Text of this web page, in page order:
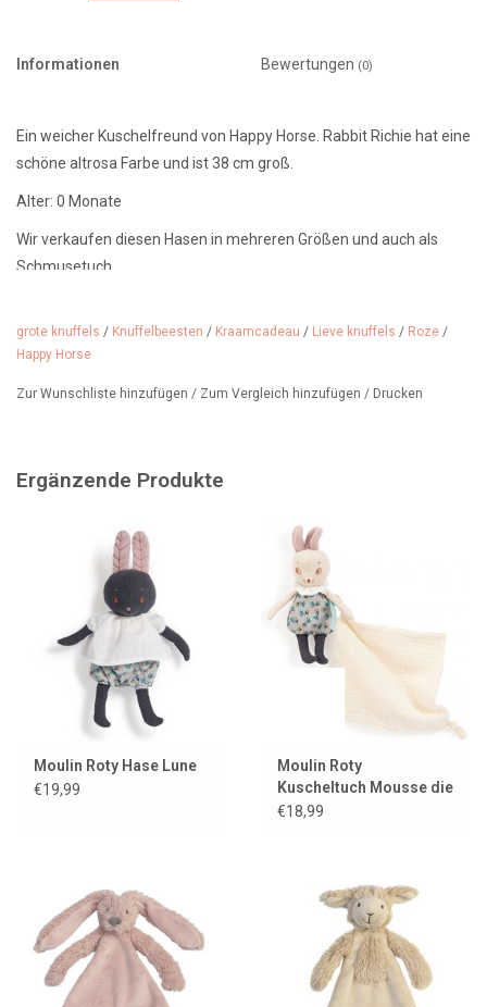
Informationen Bewertungen (0)
Ein weicher Kuschelfreund von Happy Horse. Rabbit Richie hat eine
schöne altrosa Farbe und ist 38 cm groß.
Alter: 0 Monate
Wir verkaufen diesen Hasen in mehreren Größen und auch als
Schmusetuch.
grote knuffels / Knuffelbeesten / Kraamcadeau / Lieve knuffels / Roze /
Happy Horse
Zur Wunschliste hinzufügen / Zum Vergleich hinzufügen / Drucken
Ergänzende Produkte
Moulin Roty Hase Lune
€19,99
Moulin Roty
Kuscheltuch Mousse die
Maus
€18,99